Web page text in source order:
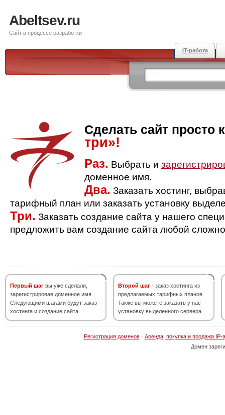
Abeltsev.ru
Сайт в процессе разработки
IT-работа
Сделать сайт просто
три»!
Раз. Выбрать и
доменное имя.
Два. Заказать хостинг,
тарифный план или заказать установку
Три. Заказать создание сайта у нашего
предложить вам создание сайта любой
Первый шаг вы уже сделали,
зарегистрировав доменное имя.
Следующими шагами будут заказ
хостинга и создание сайта.
Второй шаг - заказ хостинга из
предлагаемых тарифных планов.
Также вы можете заказать у нас
установку выделенного сервера.
Регистрация доменов· Аренда, покупка и продажа IP-
Домен